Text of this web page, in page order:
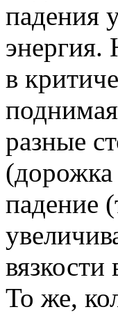
падения
энергия.
в
разные
(дорожка
падение
вязкости
То же,